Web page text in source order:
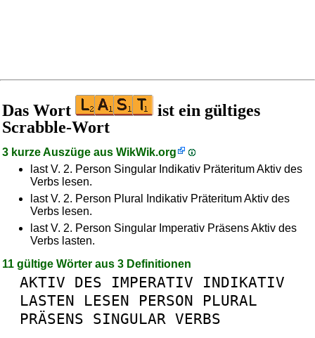
Das Wort
ist ein gültiges
Scrabble-Wort
3 kurze Auszüge aus WikWik.org
last V. 2. Person Singular Indikativ Präteritum Aktiv des
Verbs lesen.
last V. 2. Person Plural Indikativ Präteritum Aktiv des
Verbs lesen.
last V. 2. Person Singular Imperativ Präsens Aktiv des
Verbs lasten.
11 gültige Wörter aus 3 Definitionen
AKTIV DES IMPERATIV
INDIKATIV
LASTEN
LESEN PERSON
PLURAL
PRÄSENS SINGULAR VERBS